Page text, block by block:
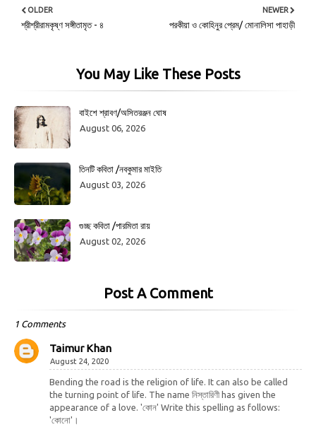
NEWER
পরকীয়া ও কোহিনুর প্রেম/ মোনালিসা পাহাড়ী
OLDER
শ্রীশ্রীরামকৃষ্ণ সঙ্গীতামৃত - ৪
You May Like These Posts
বাইশে শ্রাবণ/অসিতরঞ্জন ঘোষ
August 06, 2026
তিনটি কবিতা /নবকুমার মাইতি
August 03, 2026
গুচ্ছ কবিতা /পারমিতা রায়
August 02, 2026
Post A Comment
1 Comments
Taimur Khan
August 24, 2020
Bending the road is the religion of life. It can also be called
the turning point of life. The name নিস্তারিণী has given the
appearance of a love. 'কোন' Write this spelling as follows:
'কোনো'।